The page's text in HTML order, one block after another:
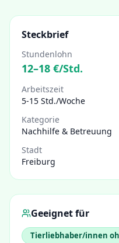
Steckbrief
Stundenlohn
12–18 €/Std.
Arbeitszeit
5-15 Std./Woche
Kategorie
Nachhilfe & Betreuung
Stadt
Freiburg
Geeignet für
Tierliebhaber/innen